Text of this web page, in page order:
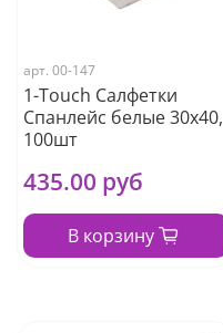
арт. 00-147
1-Touch Салфетки
Cпанлейс белые 30х40,
100шт
435.00 руб
В корзину